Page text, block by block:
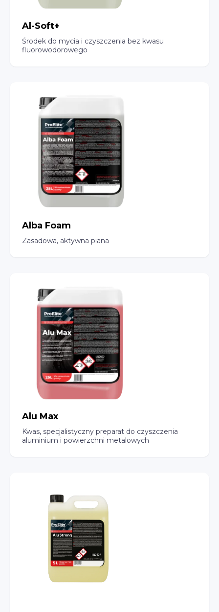
Al-Soft+
Środek do mycia i czyszczenia bez kwasu
fluorowodorowego
Alba Foam
Zasadowa, aktywna piana
Alu Max
Kwas, specjalistyczny preparat do czyszczenia
aluminium i powierzchni metalowych